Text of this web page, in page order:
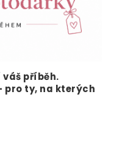
váš příběh.
pro ty, na kterých